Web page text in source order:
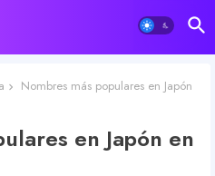
Nombres más populares en Japón
en Japón en